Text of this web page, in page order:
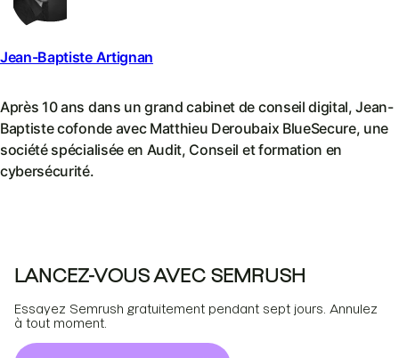
Jean-Baptiste Artignan
Après 10 ans dans un grand cabinet de conseil digital, Jean-
Baptiste cofonde avec Matthieu Deroubaix BlueSecure, une
société spécialisée en Audit, Conseil et formation en
cybersécurité.
LANCEZ-VOUS AVEC SEMRUSH
Essayez Semrush gratuitement pendant sept jours. Annulez
à tout moment.